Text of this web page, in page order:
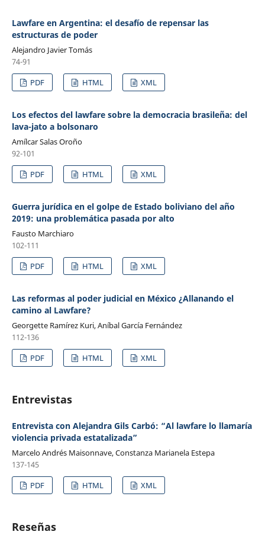
Lawfare en Argentina: el desafío de repensar las
estructuras de poder
Alejandro Javier Tomás
74-91
PDF
HTML XML
Los efectos del lawfare sobre la democracia brasileña: del
lava-jato a bolsonaro
Amílcar Salas Oroño
92-101
PDF
HTML XML
Guerra jurídica en el golpe de Estado boliviano del año
2019: una problemática pasada por alto
Fausto Marchiaro
102-111
PDF
HTML XML
Las reformas al poder judicial en México ¿Allanando el
camino al Lawfare?
Georgette Ramírez Kuri, Aníbal García Fernández
112-136
PDF
HTML XML
Entrevistas
Entrevista con Alejandra Gils Carbó: “Al lawfare lo llamaría
violencia privada estatalizada”
Marcelo Andrés Maisonnave, Constanza Marianela Estepa
137-145
PDF
HTML XML
Reseñas